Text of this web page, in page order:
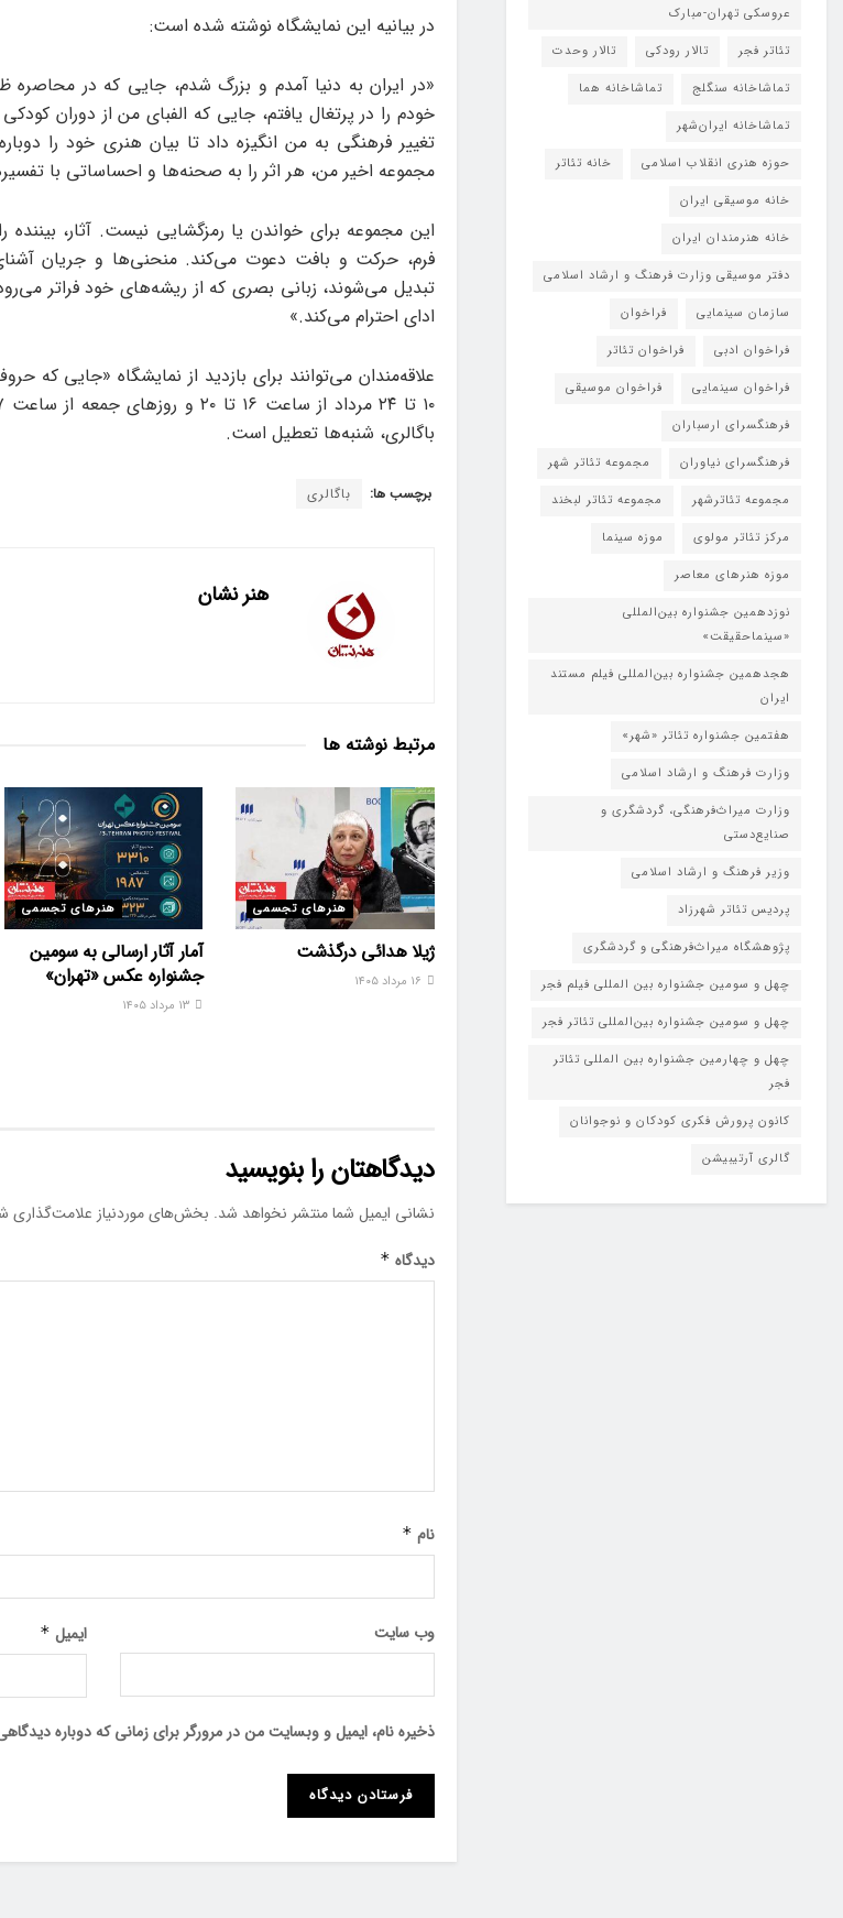
در بیانیه این نمایشگاه نوشته شده است:
«در ایران به دنیا آمدم و بزرگ شدم، جایی که در
خودم را در پرتغال یافتم، جایی که الفبای من از دوران کودکی
تغییر فرهنگی به من انگیزه داد تا بیان هنری خود را
مجموعه‌ اخیر من، هر اثر را به صحنه‌ها و احساساتی با
این مجموعه برای خواندن یا رمزگشایی نیست. آثار،
فرم، حرکت و بافت دعوت می‌کند. منحنی‌ها و جریان
تبدیل می‌شوند، زبانی بصری که از ریشه‌های خود فراتر
ادای احترام می‌کند.»
علاقه‌مندان می‌توانند برای بازدید از نمایشگاه «جایی که
باگالری، شنبه‌ها تعطیل است.
برچسب ها: باگالری
هنر نشان
مرتبط نوشته ها
هنرهای تجسمی
ژیلا هدائی درگذشت
هنرهای تجسمی
آمار آثار ارسالی به سومین
جشنواره عکس «تهران»
دیدگاهتان را بنویسید
نشانی ایمیل شما منتشر نخواهد شد. بخش‌های موردنیاز علامت‌گذاری
دیدگاه *
نام *
ایمیل * وب‌ سایت
ذخیره نام، ایمیل و وبسایت من در مرورگر برای زمانی که دوباره
عروسکی تهران-مبارک
تئاتر فجر
تالار رودکی
تالار وحدت
تماشاخانه سنگلج
تماشاخانه هما
تماشاخانه‌ ایران‌شهر
حوزه هنری انقلاب اسلامی
خانه تئاتر
خانه موسیقی ایران
خانه هنرمندان ایران
دفتر موسیقی وزارت فرهنگ و ارشاد اسلامی
سازمان سینمایی
فراخوان
فراخوان ادبی
فراخوان تئاتر
فراخوان سینمایی
فراخوان موسیقی
فرهنگسرای ارسباران
فرهنگسرای نیاوران
مجموعه تئاتر شهر
مجموعه تئاترشهر
مجموعه تئاتر لبخند
مرکز تئاتر مولوی
موزه سینما
موزه هنرهای معاصر
نوزدهمین جشنواره بین‌المللی
«سینماحقیقت»
هجدهمین جشنواره بین‌المللی فیلم مستند
ایران
هفتمین جشنواره تئاتر «شهر»
وزارت فرهنگ و ارشاد اسلامی
وزارت میراث‌فرهنگی، گردشگری و
صنایع‌دستی
وزیر فرهنگ و ارشاد اسلامی
پردیس تئاتر شهرزاد
پژوهشگاه میراث‌فرهنگی و گردشگری
چهل و سومین جشنواره بین المللی فیلم فجر
چهل و سومین جشنواره بین‌المللی تئاتر فجر
چهل و چهارمین جشنواره بین المللی تئاتر
فجر
کانون پرورش فکری کودکان و نوجوانان
گالری آرتیبیشن